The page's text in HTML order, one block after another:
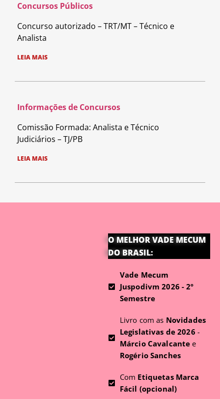
Concursos Públicos
Concurso autorizado – TRT/MT – Técnico e
Analista
LEIA MAIS
Informações de Concursos
Comissão Formada: Analista e Técnico
Judiciários – TJ/PB
LEIA MAIS
O MELHOR VADE MECUM
DO BRASIL:
Vade Mecum
Juspodivm 2026 - 2º
Semestre
Livro com as Novidades
Legislativas de 2026 -
Márcio Cavalcante e
Rogério Sanches
Com Etiquetas Marca
Fácil (opcional)